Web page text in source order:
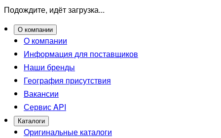
Подождите, идёт загрузка...
О компании
О компании
Информация для поставщиков
Наши бренды
География присутствия
Вакансии
Сервис API
Каталоги
Оригинальные каталоги